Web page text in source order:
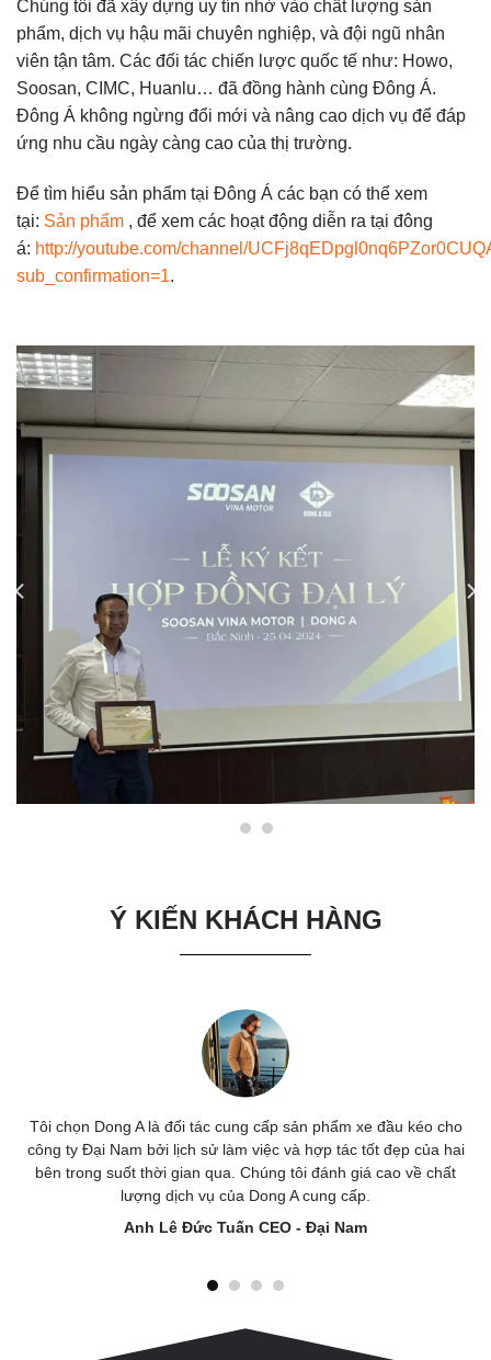
Chúng tôi đã xây dựng uy tín nhờ vào chất lượng sản
phẩm, dịch vụ hậu mãi chuyên nghiệp, và đội ngũ nhân
viên tận tâm. Các đối tác chiến lược quốc tế như: Howo,
Soosan, CIMC, Huanlu… đã đồng hành cùng Đông Á.
Đông Á không ngừng đổi mới và nâng cao dịch vụ để đáp
ứng nhu cầu ngày càng cao của thị trường.
Để tìm hiểu sản phẩm tại Đông Á các bạn có thể xem
tại: Sản phẩm , để xem các hoạt động diễn ra tại đông
á: http://youtube.com/channel/
sub_confirmation=1.
Ý KIẾN KHÁCH HÀNG
Sản phẩm đầu kéo Sitrak trên thị trường đều cùng một nhà máy
cung cấp, chất lượng đồng đều với nhau. Điều tôi ấn tượng là
"Dong a" luôn có sự cá nhân hoá cho sản phẩm mà mình cung
cấp cùng với tiến độ giao hàng miễn và dịch vụ sau bán hàng
miễn chê.